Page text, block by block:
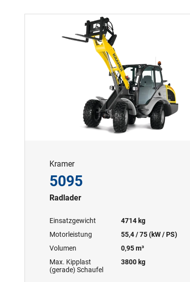
Kramer
5095
Radlader
Einsatzgewicht
4714 kg
Motorleistung
55,4 / 75 (kW / PS)
Volumen
0,95 m³
Max. Kipplast
(gerade) Schaufel
3800 kg